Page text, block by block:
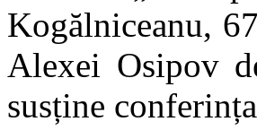
Kogălniceanu,
Alexei Osipov
susține